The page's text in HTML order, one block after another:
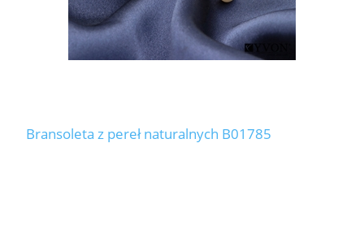
Bransoleta z pereł naturalnych B01785